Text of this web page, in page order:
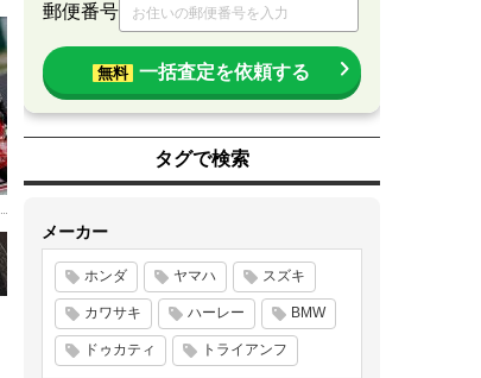
郵便番号
無料 一括査定を依頼する
タグで検索
メーカー
ホンダ ヤマハ スズキ
カワサキ ハーレー BMW
ドゥカティ トライアンフ